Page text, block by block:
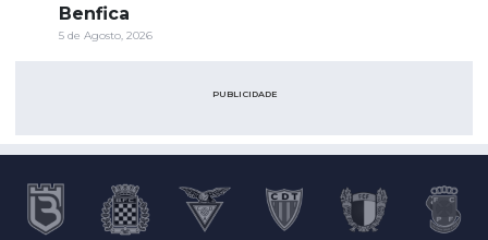
Benfica
5 de Agosto, 2026
PUBLICIDADE